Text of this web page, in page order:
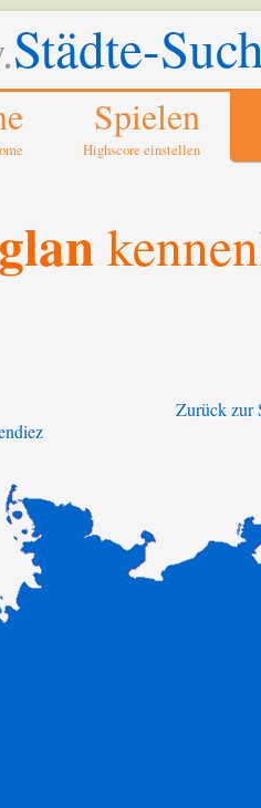
Städte-
Spielen
Highscore einstellen
Zurück zur